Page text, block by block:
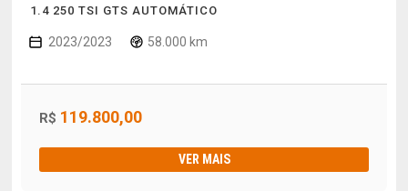
1.4 250 TSI GTS AUTOMÁTICO
2023/2023 58.000 km
R$ 119.800,00
VER MAIS